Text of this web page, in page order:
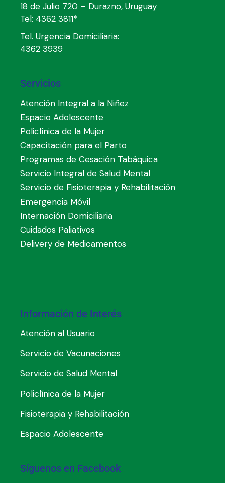
18 de Julio 720 – Durazno, Uruguay
Tel: 4362 3811*
Tel. Urgencia Domiciliaria:
4362 3939
Servicios
Atención Integral a la Niñez
Espacio Adolescente
Policlínica de la Mujer
Capacitación para el Parto
Programas de Cesación Tabáquica
Servicio Integral de Salud Mental
Servicio de Fisioterapia y Rehabilitación
Emergencia Móvil
Internación Domiciliaria
Cuidados Paliativos
Delivery de Medicamentos
Información de Interés
Atención al Usuario
Servicio de Vacunaciones
Servicio de Salud Mental
Policlínica de la Mujer
Fisioterapia y Rehabilitación
Espacio Adolescente
Síguenos en Facebook